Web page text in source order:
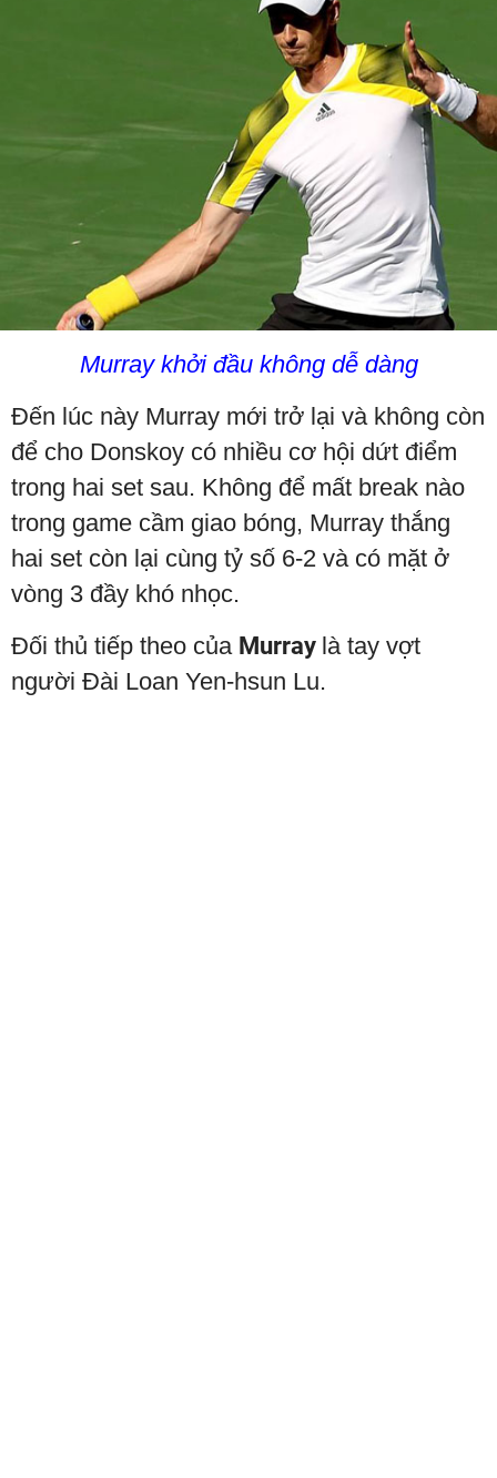
Murray khởi đầu không dễ dàng
Đến lúc này Murray mới trở lại và không còn
để cho Donskoy có nhiều cơ hội dứt điểm
trong hai set sau. Không để mất break nào
trong game cầm giao bóng, Murray thắng
hai set còn lại cùng tỷ số 6-2 và có mặt ở
vòng 3 đầy khó nhọc.
Đối thủ tiếp theo của Murray là tay vợt
người Đài Loan Yen-hsun Lu.